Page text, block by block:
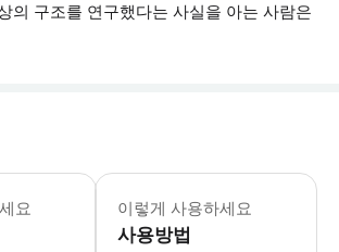
의 구조를 연구했다는 사실을 아는 사람은
요
외부 계단 60개와 내부 계단 85개를
이렇게 사용하세요
사용방법